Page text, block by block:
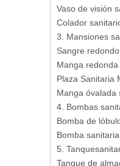
Vaso de visión
Colador
3. Mansiones
Sangre
Manga
Plaza Sanitaria
Manga óvalada
4. Bombas
Bomba de
Bomba
5.
Tanque de